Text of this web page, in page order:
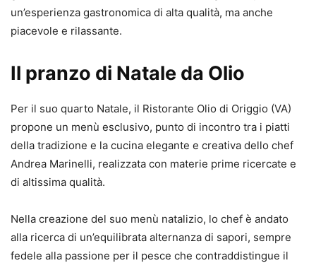
un’esperienza gastronomica di alta qualità, ma anche
piacevole e rilassante.
Il pranzo di Natale da Olio
Per il suo quarto Natale, il Ristorante Olio di Origgio (VA)
propone un menù esclusivo, punto di incontro tra i piatti
della tradizione e la cucina elegante e creativa dello chef
Andrea Marinelli, realizzata con materie prime ricercate e
di altissima qualità.
Nella creazione del suo menù natalizio, lo chef è andato
alla ricerca di un’equilibrata alternanza di sapori, sempre
fedele alla passione per il pesce che contraddistingue il